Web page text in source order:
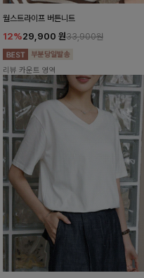
월스트라이프 버튼니트
12%29,900 원33,900원
리뷰 카운트 영역